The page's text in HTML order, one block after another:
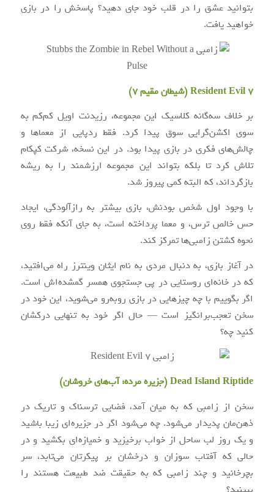
بتوانید عشق را در قلب خود جای دهید؟ پاسخش را در بازی
خواهید یافت.
Resident Evil 7 (شیطان مقیم ۷)
بر خلاف سه‌گانه کلاسیک این مجموعه، رزیدنت اویل کم‌کم به
سوی اکشن‌گرایی سوق پیدا کرد. فقط ردپایی از معماها و
چالش‌های فکری در بازی پیدا بود. در این نسخه، شرکت کپکام
تلاش کرد تا بلکه بتواند این مجموعه ارزشمند را به ریشه
بازگرداند، که البته کمی پیروز شد.
با وجود اول شخص بودنش، بازی بیشتر به رازآلودگی، ایجاد
حس خالص ترس، و معما پرداخته است، به جای آنکه فقط روی
نحوه کشتن زامبی‌ها تمرکز کند.
در آغاز بازی، به دنبال مردی به نام ایثان وینترز راه می‌افتید،
که در خانه‌ای روستایی در پی جستجوی همسر گمشده‌اش است.
اگر بگوییم با چه چیزهایی در بازی روبه‌رو می‌شوید، این خود در
سخن تعجب‌برانگیز است — حال اگر خود به تنهایی درکشان
کنید چه؟
Dead Island Riptide ( جزیره مرده: آب‌های خروشان)
سخن از زامبی که به میان آمد، فضایی ترسناک و تاریک در
ذهن‌مان پدیدار می‌شود. چه می‌شود اگر در جزیره‌ای زیبا باشید
و یک روز لب ساحل از خواب برخیزید و خمیازه‌ای بکشید و در
حالی که آفتاب سوزان و درخشان بر پیکرتان می‌تابد، سر
بچرخانید و چند زامبی که به حقیقت ضد طبیعت هستند را